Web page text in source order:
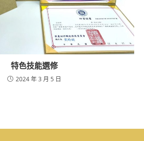
特色技能選修
2024 年 3 月 5 日